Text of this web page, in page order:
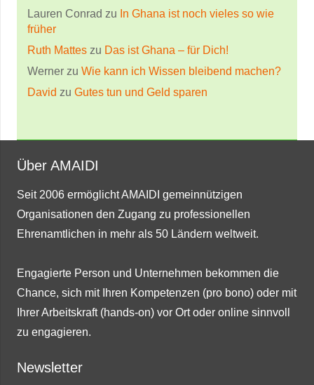
Lauren Conrad zu In Ghana ist noch vieles so wie
früher
Ruth Mattes zu Das ist Ghana – für Dich!
Werner zu Wie kann ich Wissen bleibend machen?
David zu Gutes tun und Geld sparen
Über AMAIDI
Seit 2006 ermöglicht AMAIDI gemeinnützigen
Organisationen den Zugang zu professionellen
Ehrenamtlichen in mehr als 50 Ländern weltweit.
Engagierte Person und Unternehmen bekommen die
Chance, sich mit Ihren Kompetenzen (pro bono) oder mit
Ihrer Arbeitskraft (hands-on) vor Ort oder online sinnvoll
zu engagieren.
Newsletter